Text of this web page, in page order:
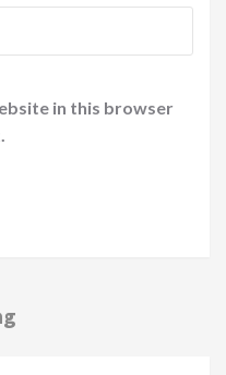
in this browser